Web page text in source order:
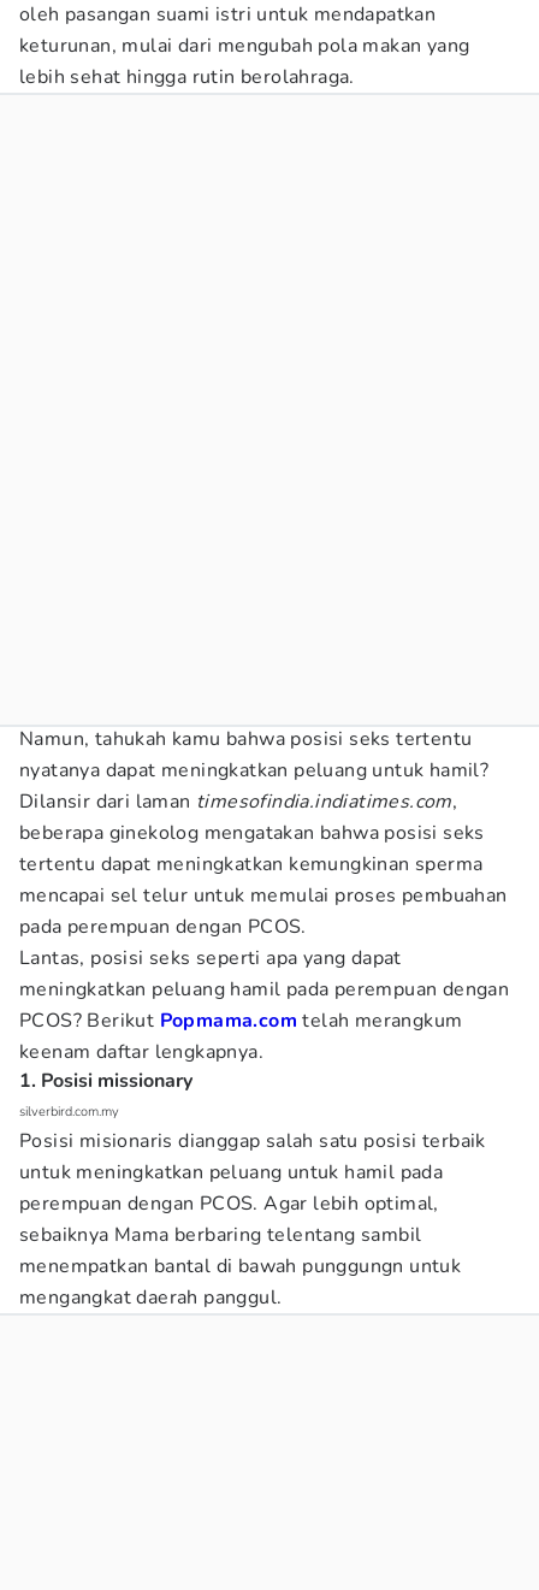
oleh pasangan suami istri untuk mendapatkan
keturunan, mulai dari mengubah pola makan yang
lebih sehat hingga rutin berolahraga.
Namun, tahukah kamu bahwa posisi seks tertentu
nyatanya dapat meningkatkan peluang untuk hamil?
Dilansir dari laman timesofindia.indiatimes.com,
beberapa ginekolog mengatakan bahwa posisi seks
tertentu dapat meningkatkan kemungkinan sperma
mencapai sel telur untuk memulai proses pembuahan
pada perempuan dengan PCOS.
Lantas, posisi seks seperti apa yang dapat
meningkatkan peluang hamil pada perempuan dengan
PCOS? Berikut Popmama.com telah merangkum
keenam daftar lengkapnya.
1. Posisi missionary
silverbird.com.my
Posisi misionaris dianggap salah satu posisi terbaik
untuk meningkatkan peluang untuk hamil pada
perempuan dengan PCOS. Agar lebih optimal,
sebaiknya Mama berbaring telentang sambil
menempatkan bantal di bawah punggungn untuk
mengangkat daerah panggul.